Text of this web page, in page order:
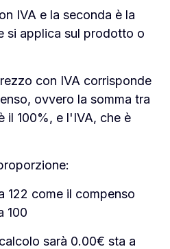
IVA e la seconda è la
si applica sul prodotto o
con IVA corrisponde
ovvero la somma tra
il 100%, e l'IVA, che è
122 come il compenso
100
sarà 0.00€ sta a